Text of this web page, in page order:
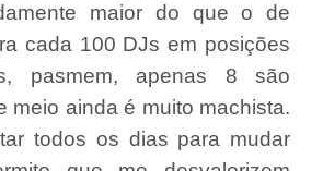
maior do que o de
cada 100 DJs em posições
pasmem, apenas 8 são
meio ainda é muito machista.
todos os dias para mudar